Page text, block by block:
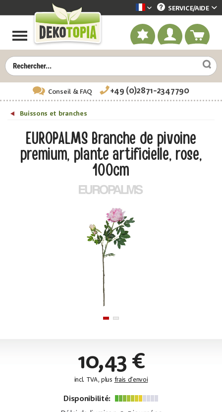
Dekotopia französisch
SERVICE/AIDE
Conseil& FAQ +49 (0)2871-2347790
Buissons et branches
EUROPALMS Branche de pivoine
premium, plante artificielle, rose,
100cm
10,43 €
incl. TVA, plus frais d'envoi
Disponibilité: